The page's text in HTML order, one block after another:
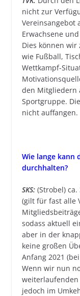
nicht zur
Vereinsangebot
Erwachsene
Dies können
wie Fußball,
Wettkampf-
den Mitgliedern
Sportgruppe.
nicht auffangen.
Wie lange kann
durchhalten?
SKS:(Strobel) ca.
(gilt für fast alle
sodass aktuell
aber in der
keine großen
Anfang 2021
Wenn wir nun
weiterlaufenden
jedoch im